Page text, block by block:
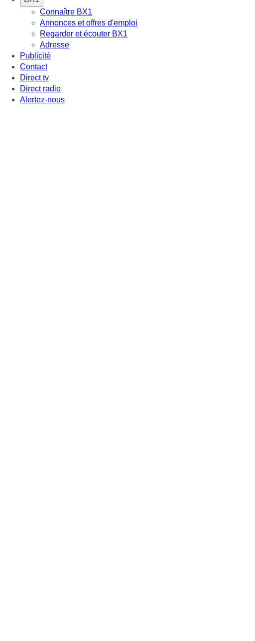
Connaître BX1
Annonces et offres d'emploi
Regarder et écouter BX1
Adresse
Publicité
Contact
Direct tv
Direct radio
Alertez-nous